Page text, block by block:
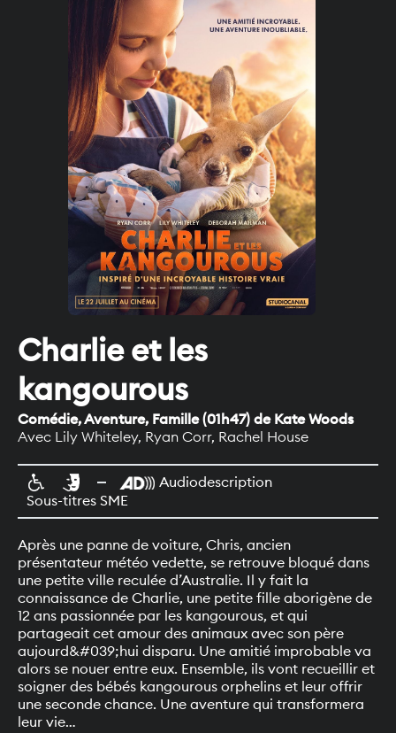
Charlie et les
kangourous
Comédie, Aventure, Famille(01h47) de Kate Woods
Avec
Lily Whiteley, Ryan Corr, Rachel House
Audiodescription
Sous-titres SME
Après une panne de voiture, Chris, ancien
présentateur météo vedette, se retrouve bloqué dans
une petite ville reculée d’Australie. Il y fait la
connaissance de Charlie, une petite fille aborigène de
12 ans passionnée par les kangourous, et qui
partageait cet amour des animaux avec son père
aujourd&#039;hui disparu. Une amitié improbable va
alors se nouer entre eux. Ensemble, ils vont recueillir et
soigner des bébés kangourous orphelins et leur offrir
une seconde chance. Une aventure qui transformera
leur vie…